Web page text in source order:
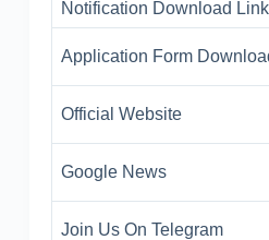
Notification Download Link
Application Form
Official Website
Google News
Join Us On Telegram